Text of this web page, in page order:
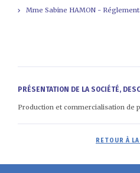
Mme Sabine HAMON -
PRÉSENTATION DE LA SOCIÉTÉ,
Production et commercialisation de
RETOUR À